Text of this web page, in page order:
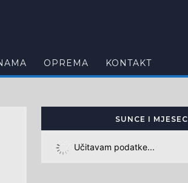
OPREMA KONTAKT
SUNCE I MJESEC
Učitavam podatke...